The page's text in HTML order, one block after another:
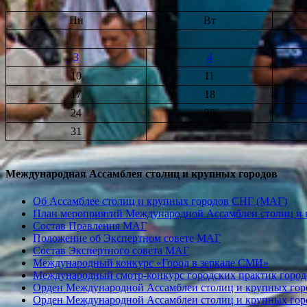
Пн
Вт
3
4
10
11
17
18
24
25
31
Международная Ассамблея столиц и крупных городов
Об Ассамблее столиц и крупных городов СНГ (МАГ)
План мероприятий Международной Ассамблеи столиц
Состав Правления МАГ
Положение об Экспертном совете МАГ
Состав Экспертного совета МАГ
Международный конкурс «Город в зеркале СМИ»
Международный смотр-конкурс городских практик
Орден Международной Ассамблеи столиц и крупных
Орден Международной Ассамблеи столиц и крупных